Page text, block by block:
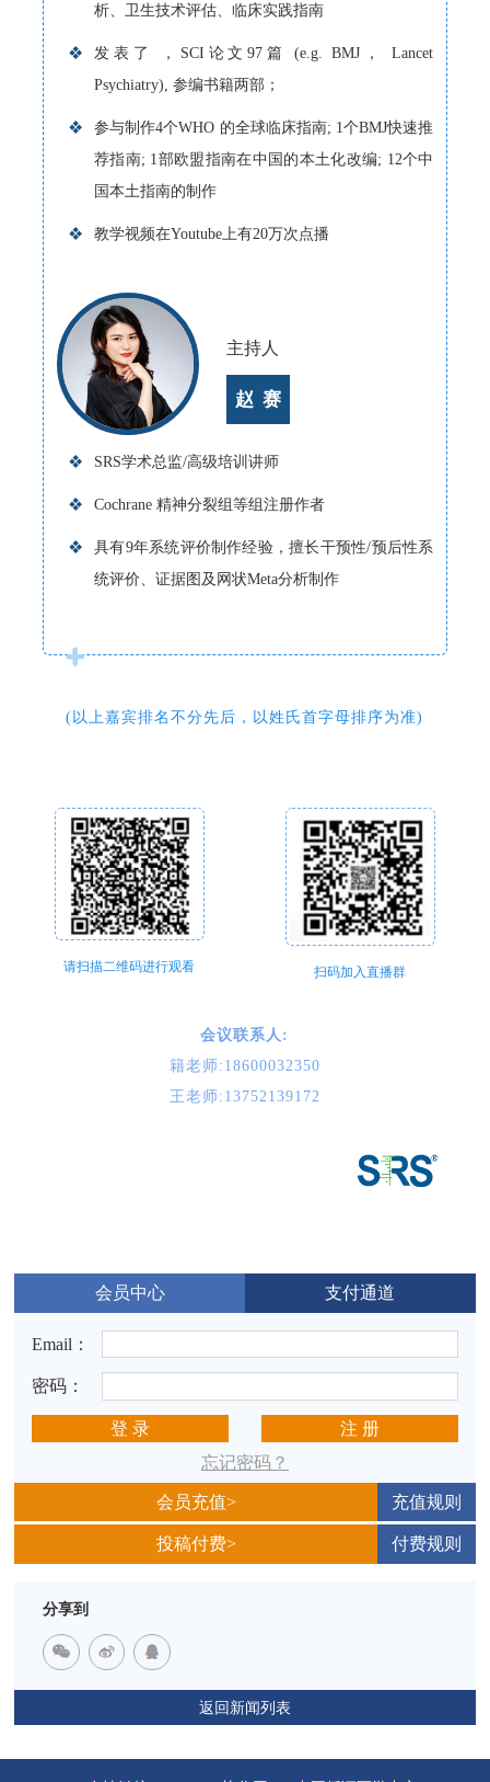
析、卫生技术评估、临床实践指南
❖
发表了 ，SCI论文97篇 (e.g. BMJ， Lancet
Psychiatry), 参编书籍两部；
❖
参与制作4个WHO 的全球临床指南; 1个BMJ快速推
荐指南; 1部欧盟指南在中国的本土化改编; 12个中
国本土指南的制作
❖ 教学视频在Youtube上有20万次点播
主持人
赵 赛
❖ SRS学术总监/高级培训讲师
❖ Cochrane 精神分裂组等组注册作者
❖
具有9年系统评价制作经验，擅长干预性/预后性系
统评价、证据图及网状Meta分析制作
(以上嘉宾排名不分先后，以姓氏首字母排序为准)
请扫描二维码进行观看 扫码加入直播群
会议联系人:
籍老师:18600032350
王老师:13752139172
会员中心 支付通道
Email：
密码：
登 录
注 册
忘记密码？
会员充值> 充值规则
投稿付费> 付费规则
分享到
返回新闻列表